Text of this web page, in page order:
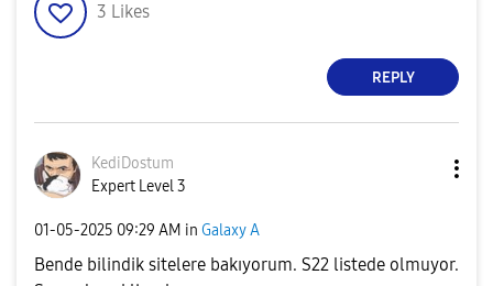
3 Likes
REPLY
KediDostum
Expert Level 3
‎01-05-2025 09:29 AM in Galaxy A
Bende bilindik sitelere bakıyorum. S22 listede olmuyor.